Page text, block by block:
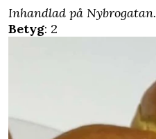
Inhandlad på Nybrogatan.
Betyg: 2